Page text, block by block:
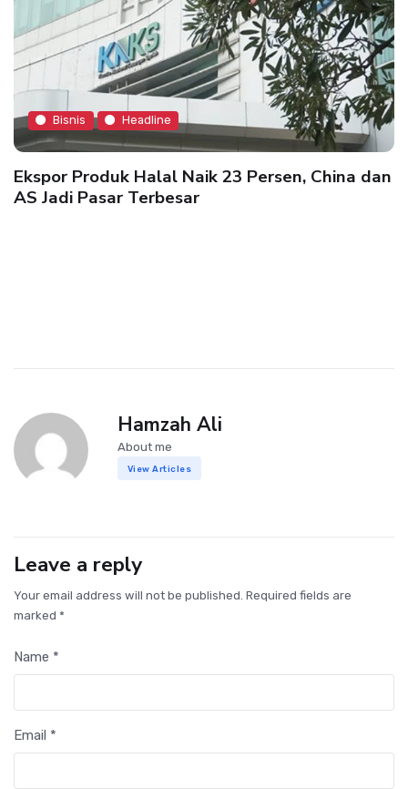
Bisnis Headline
Ekspor Produk Halal Naik 23 Persen, China dan
AS Jadi Pasar Terbesar
Hamzah Ali
About me
View Articles
Leave a reply
Your email address will not be published. Required fields are
marked *
Name *
Email *